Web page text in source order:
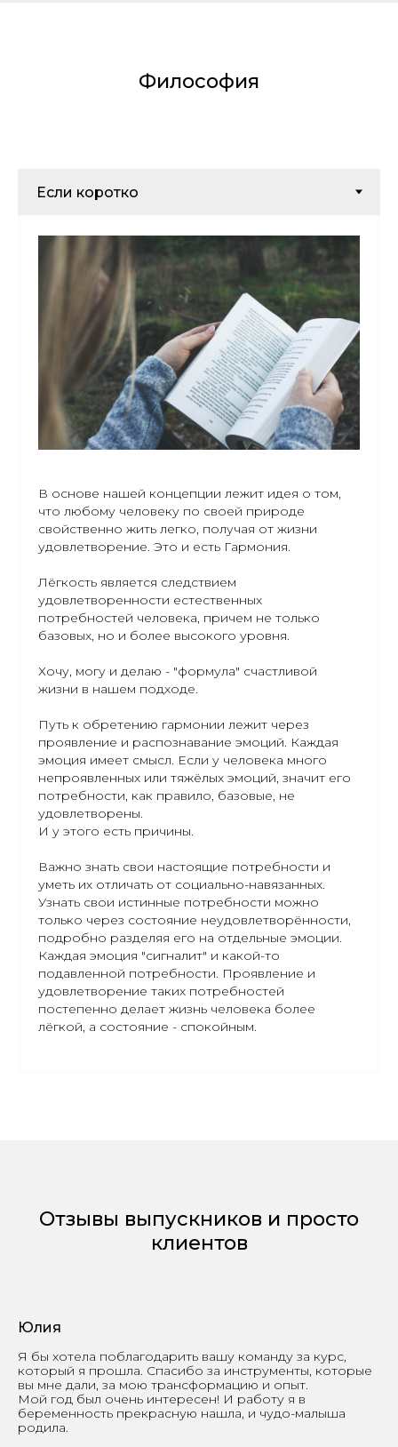
Философия
В основе нашей концепции лежит идея о том,
что любому человеку по своей природе
свойственно жить легко, получая от жизни
удовлетворение. Это и есть Гармония.
Лёгкость является следствием
удовлетворенности естественных
потребностей человека, причем не только
базовых, но и более высокого уровня.
Хочу, могу и делаю - "формула" счастливой
жизни в нашем подходе.
Путь к обретению гармонии лежит через
проявление и распознавание эмоций. Каждая
эмоция имеет смысл. Если у человека много
непроявленных или тяжёлых эмоций, значит его
потребности, как правило, базовые, не
удовлетворены.
И у этого есть причины.
Важно знать свои настоящие потребности и
уметь их отличать от социально-навязанных.
Узнать свои истинные потребности можно
только через состояние неудовлетворённости,
подробно разделяя его на отдельные эмоции.
Каждая эмоция "сигналит" и какой-то
подавленной потребности. Проявление и
удовлетворение таких потребностей
постепенно делает жизнь человека более
лёгкой, а состояние - спокойным.
Отзывы выпускников и просто
клиентов
Юлия
Я бы хотела поблагодарить вашу команду за курс,
который я прошла. Спасибо за инструменты, которые
вы мне дали, за мою трансформацию и опыт.
Мой год был очень интересен! И работу я в
беременность прекрасную нашла, и чудо-малыша
родила.